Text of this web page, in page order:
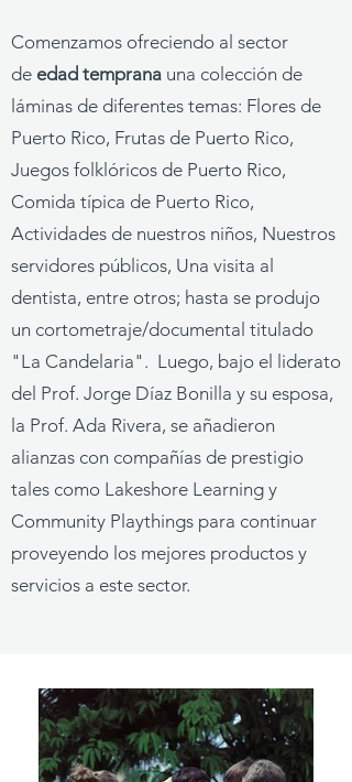
Comenzamos ofreciendo al sector
de edad temprana una colección de
láminas de diferentes temas: Flores de
Puerto Rico, Frutas de Puerto Rico,
Juegos folklóricos de Puerto Rico,
Comida típica de Puerto Rico,
Actividades de nuestros niños, Nuestros
servidores públicos, Una visita al
dentista, entre otros; hasta se produjo
un cortometraje/documental titulado
"La Candelaria". Luego, bajo el liderato
del Prof. Jorge Díaz Bonilla y su esposa,
la Prof. Ada Rivera, se añadieron
alianzas con compañías de prestigio
tales como Lakeshore Learning y
Community Playthings para continuar
proveyendo los mejores productos y
servicios a este sector.